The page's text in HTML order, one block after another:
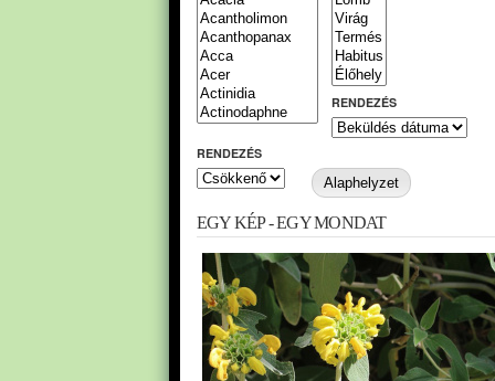
RENDEZÉS
RENDEZÉS
EGY KÉP - EGY MONDAT